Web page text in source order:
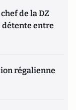
de la DZ
détente entre
régalienne